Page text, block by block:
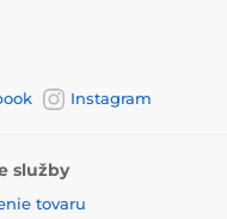
Instagram
služby
tovaru